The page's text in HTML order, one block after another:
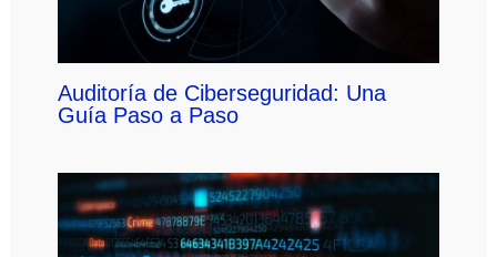
Auditoría de Ciberseguridad: Una
Guía Paso a Paso